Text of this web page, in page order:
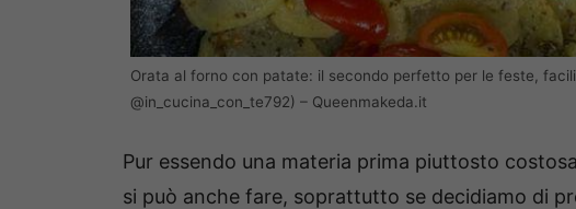
Orata al forno con patate: il secondo perfetto per le feste,
@in_cucina_con_te792) – Queenmakeda.it
Pur essendo una materia prima piuttosto
si può anche fare, soprattutto se decidiamo di